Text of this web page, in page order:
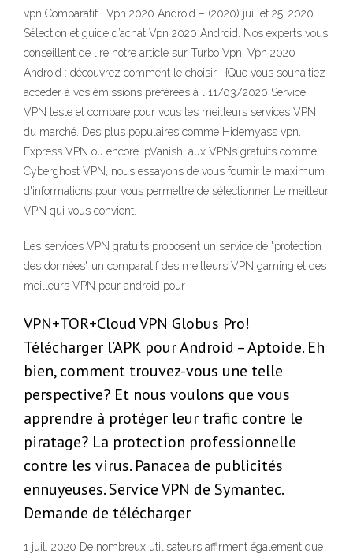
vpn Comparatif : Vpn 2020 Android – (2020) juillet 25, 2020.
Sélection et guide d’achat Vpn 2020 Android. Nos experts vous
conseillent de lire notre article sur Turbo Vpn; Vpn 2020
Android : découvrez comment le choisir ! {Que vous souhaitiez
accéder à vos émissions préférées à l 11/03/2020 Service
VPN teste et compare pour vous les meilleurs services VPN
du marché. Des plus populaires comme Hidemyass vpn,
Express VPN ou encore IpVanish, aux VPNs gratuits comme
Cyberghost VPN, nous essayons de vous fournir le maximum
d'informations pour vous permettre de sélectionner Le meilleur
VPN qui vous convient.
Les services VPN gratuits proposent un service de "protection
des données" un comparatif des meilleurs VPN gaming et des
meilleurs VPN pour android pour
VPN+TOR+Cloud VPN Globus Pro!
Télécharger l’APK pour Android – Aptoide. Eh
bien, comment trouvez-vous une telle
perspective? Et nous voulons que vous
apprendre à protéger leur trafic contre le
piratage? La protection professionnelle
contre les virus. Panacea de publicités
ennuyeuses. Service VPN de Symantec.
Demande de télécharger
1 juil. 2020 De nombreux utilisateurs affirment également que